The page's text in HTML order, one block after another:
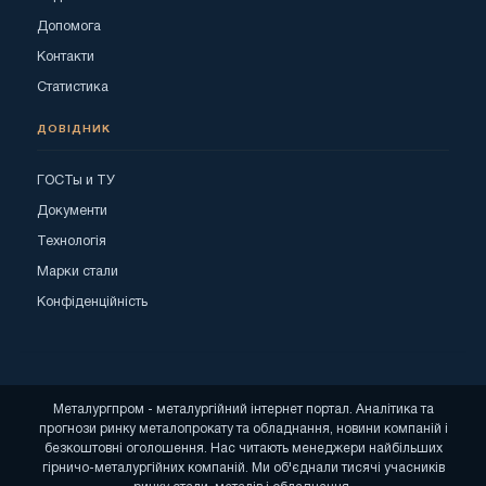
Допомога
Контакти
Статистика
ДОВІДНИК
ГОСТы и ТУ
Документи
Технологія
Марки стали
Конфіденційність
Металургпром - металургійний інтернет портал. Аналітика та
прогнози ринку металопрокату та обладнання, новини компаній і
безкоштовні оголошення. Нас читають менеджери найбільших
гірничо-металургійних компаній. Ми об'єднали тисячі учасників